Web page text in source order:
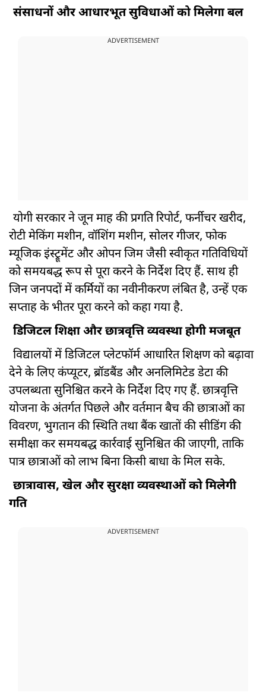
संसाधनों और आधारभूत सुविधाओं को मिलेगा बल
ADVERTISEMENT
योगी सरकार ने जून माह की प्रगति रिपोर्ट, फर्नीचर खरीद,
रोटी मेकिंग मशीन, वॉशिंग मशीन, सोलर गीजर, फोक
म्यूजिक इंस्ट्रूमेंट और ओपन जिम जैसी स्वीकृत गतिविधियों
को समयबद्ध रूप से पूरा करने के निर्देश दिए हैं. साथ ही
जिन जनपदों में कर्मियों का नवीनीकरण लंबित है, उन्हें एक
सप्ताह के भीतर पूरा करने को कहा गया है.
डिजिटल शिक्षा और छात्रवृत्ति व्यवस्था होगी मजबूत
विद्यालयों में डिजिटल प्लेटफॉर्म आधारित शिक्षण को बढ़ावा
देने के लिए कंप्यूटर, ब्रॉडबैंड और अनलिमिटेड डेटा की
उपलब्धता सुनिश्चित करने के निर्देश दिए गए हैं. छात्रवृत्ति
योजना के अंतर्गत पिछले और वर्तमान बैच की छात्राओं का
विवरण, भुगतान की स्थिति तथा बैंक खातों की सीडिंग की
समीक्षा कर समयबद्ध कार्रवाई सुनिश्चित की जाएगी, ताकि
पात्र छात्राओं को लाभ बिना किसी बाधा के मिल सके.
छात्रावास, खेल और सुरक्षा व्यवस्थाओं को मिलेगी
गति
ADVERTISEMENT